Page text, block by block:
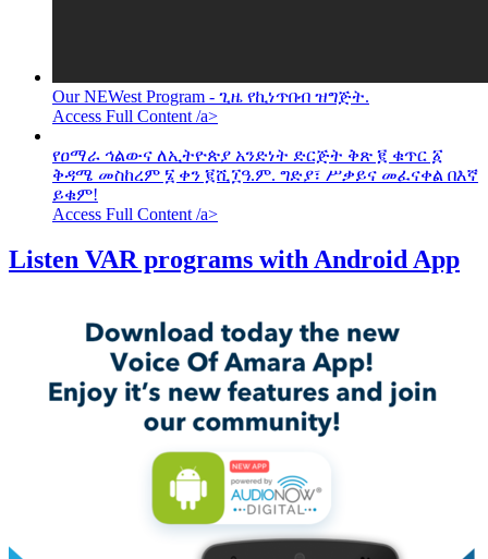
Our NEWest Program - ጊዜ የኪነጥበብ ዝግጅት.
Access Full Content /a>
የዐማራ ኅልውና ለኢትዮጵያ አንድነት ድርጅት ቅጽ ፪ ቁጥር ፩
ቅዳሜ መስከረም ፮ ቀን ፪ሺ፲ዓ.ም. ግድያ፣ ሥቃይና መፈናቀል በእኛ
ይቁም!
Access Full Content /a>
Listen VAR programs with Android App